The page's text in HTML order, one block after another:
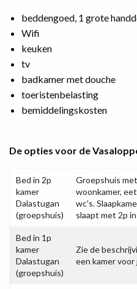
beddengoed, 1 grote
Wifi
keuken
tv
badkamer met douche
toeristenbelasting
bemiddelingskosten
De opties voor de
Bed in 2p
kamer
Dalastugan
(groepshuis)
Groepshuis
woonkamer,
wc's.
slaapt met 2p
Bed in 1p
kamer
Dalastugan
(groepshuis)
Zie de
een kamer voor